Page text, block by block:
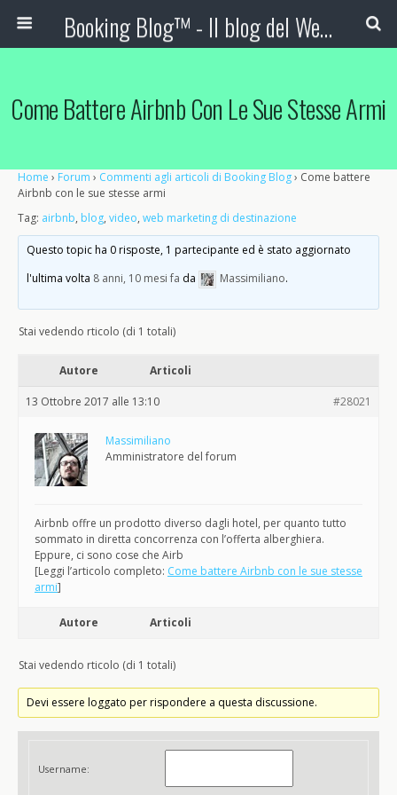
Booking Blog™ - Il blog del Web Marketing Turistico
Come Battere Airbnb Con Le Sue Stesse Armi
Home › Forum › Commenti agli articoli di Booking Blog› Come battere
Airbnb con le sue stesse armi
Tag: airbnb, blog, video, web marketing di destinazione
Questo topic ha 0 risposte, 1 partecipante ed è stato aggiornato
l'ultima volta 8 anni, 10 mesi fa da Massimiliano.
Stai vedendo rticolo (di 1 totali)
Autore Articoli
13 Ottobre 2017 alle 13:10 #28021
Massimiliano
Amministratore del forum
Airbnb offre un prodotto diverso dagli hotel, per quanto tutto
sommato in diretta concorrenza con l’offerta alberghiera.
Eppure, ci sono cose che Airb
[Leggi l’articolo completo: Come battere Airbnb con le sue stesse
armi]
Autore Articoli
Stai vedendo rticolo (di 1 totali)
Devi essere loggato per rispondere a questa discussione.
Username: